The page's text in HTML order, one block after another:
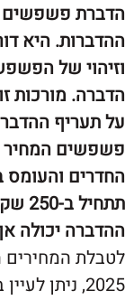
שונה
היא דורשת
של הפשפשים
מורכות זו
ההדברה.
המחיר נקבע
והעומס בכל
תתחיל ב-250
אף לחצות את רף
מדריך